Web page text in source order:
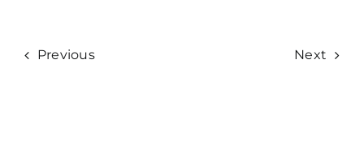
Previous Next